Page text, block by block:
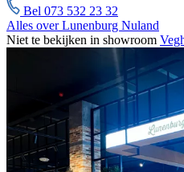
Bel 073 532 23 32
Alles over Lunenburg Nuland
Niet te bekijken in showroom